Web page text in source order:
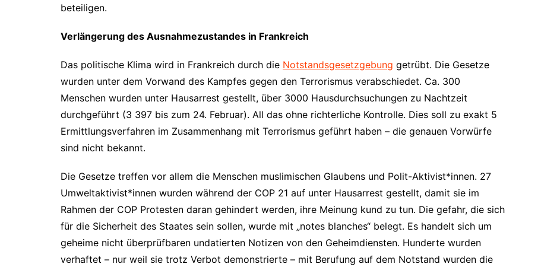
beteiligen.
Verlängerung des Ausnahmezustandes in Frankreich
Das politische Klima wird in Frankreich durch die Notstandsgesetzgebung getrübt. Die Gesetze
wurden unter dem Vorwand des Kampfes gegen den Terrorismus verabschiedet. Ca. 300
Menschen wurden unter Hausarrest gestellt, über 3000 Hausdurchsuchungen zu Nachtzeit
durchgeführt (3 397 bis zum 24. Februar). All das ohne richterliche Kontrolle. Dies soll zu exakt 5
Ermittlungsverfahren im Zusammenhang mit Terrorismus geführt haben – die genauen Vorwürfe
sind nicht bekannt.
Die Gesetze treffen vor allem die Menschen muslimischen Glaubens und Polit-Aktivist*innen. 27
Umweltaktivist*innen wurden während der COP 21 auf unter Hausarrest gestellt, damit sie im
Rahmen der COP Protesten daran gehindert werden, ihre Meinung kund zu tun. Die gefahr, die sich
für die Sicherheit des Staates sein sollen, wurde mit „notes blanches“ belegt. Es handelt sich um
geheime nicht überprüfbaren undatierten Notizen von den Geheimdiensten. Hunderte wurden
verhaftet – nur weil sie trotz Verbot demonstrierte – mit Berufung auf dem Notstand wurden die